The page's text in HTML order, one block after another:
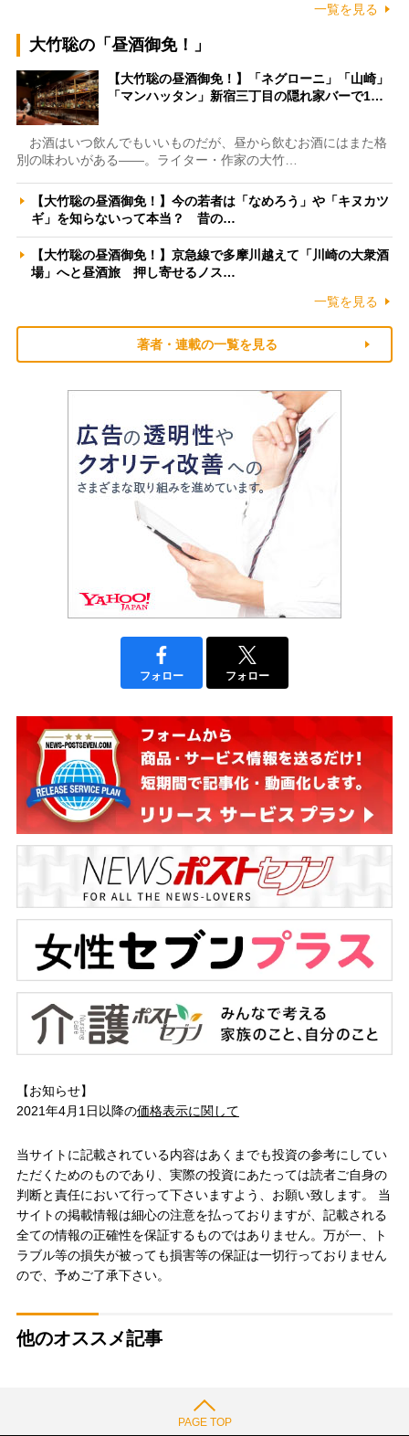
一覧を見る
大竹聡の「昼酒御免！」
【大竹聡の昼酒御免！】「ネグローニ」「山崎」
「マンハッタン」新宿三丁目の隠れ家バーで1…
お酒はいつ飲んでもいいものだが、昼から飲むお酒にはまた格
別の味わいがある――。ライター・作家の大竹…
【大竹聡の昼酒御免！】今の若者は「なめろう」や「キヌカツ
ギ」を知らないって本当？ 昔の…
【大竹聡の昼酒御免！】京急線で多摩川越えて「川崎の大衆酒
場」へと昼酒旅 押し寄せるノス…
一覧を見る
著者・連載の一覧を見る
フォロー フォロー
【お知らせ】
2021年4月1日以降の価格表示に関して
当サイトに記載されている内容はあくまでも投資の参考にしてい
ただくためのものであり、実際の投資にあたっては読者ご自身の
判断と責任において行って下さいますよう、お願い致します。 当
サイトの掲載情報は細心の注意を払っておりますが、記載される
全ての情報の正確性を保証するものではありません。万が一、ト
ラブル等の損失が被っても損害等の保証は一切行っておりません
ので、予めご了承下さい。
他のオススメ記事
PAGE TOP